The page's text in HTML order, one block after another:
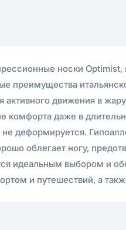
носки
преимущества
движения в
комфорта даже в
деформируется.
облегает ногу,
идеальным выбором и
и путешествий, а